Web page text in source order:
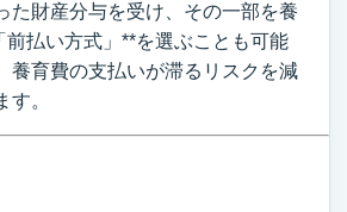
た財産分与を受け、その一部を養
前払い方式」**を選ぶことも可能
養育費の支払いが滞るリスクを減
す。